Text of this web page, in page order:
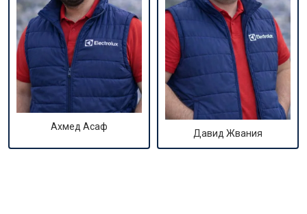
Ахмед Асаф
Давид Жвания